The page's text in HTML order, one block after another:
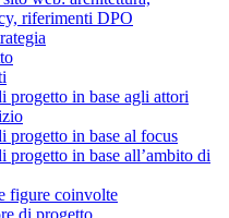
riferimenti DPO
progetto in base agli attori
progetto in base al focus
progetto in base all’ambito di
figure coinvolte
di progetto